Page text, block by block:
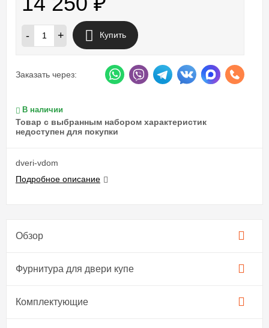
- + Купить
Заказать через:
В наличии
Товар с выбранным набором характеристик
недоступен для покупки
dveri-vdom
Подробное описание
Обзор
Фурнитура для двери купе​
Комплектующие